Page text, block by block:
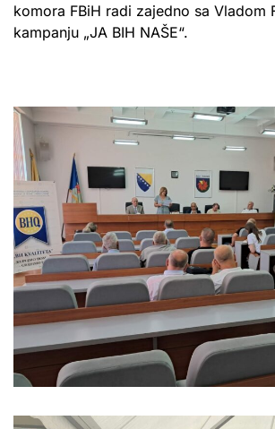
komora FBiH radi zajedno sa Vladom
kampanju „JA BIH NAŠE“.